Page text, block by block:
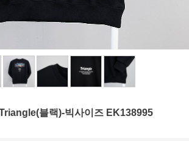
블랙)-빅사이즈 EK138995